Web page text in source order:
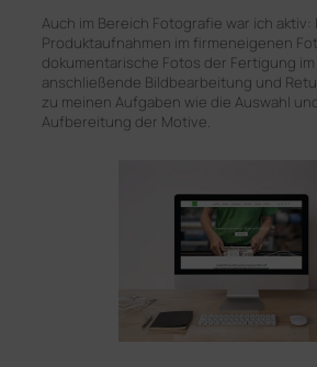
Auch im Bereich Fotografie war ich
Produktaufnahmen im firmeneigenen
dokumentarische Fotos der Fertigung im
anschließende Bildbearbeitung und
zu meinen Aufgaben wie die Auswahl
Aufbereitung der Motive.